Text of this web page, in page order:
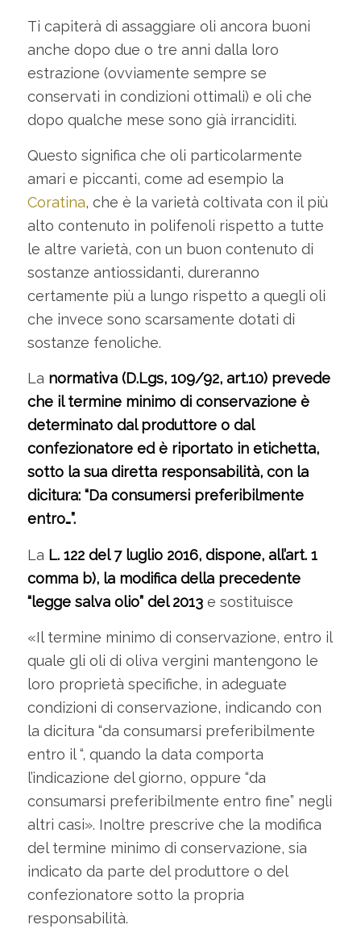
Ti capiterà di assaggiare oli ancora buoni
anche dopo due o tre anni dalla loro
estrazione (ovviamente sempre se
conservati in condizioni ottimali) e oli che
dopo qualche mese sono già irranciditi.
Questo significa che oli particolarmente
amari e piccanti, come ad esempio la
Coratina, che è la varietà coltivata con il più
alto contenuto in polifenoli rispetto a tutte
le altre varietà, con un buon contenuto di
sostanze antiossidanti, dureranno
certamente più a lungo rispetto a quegli oli
che invece sono scarsamente dotati di
sostanze fenoliche.
La normativa (D.Lgs, 109/92, art.10) prevede
che il termine minimo di conservazione è
determinato dal produttore o dal
confezionatore ed è riportato in etichetta,
sotto la sua diretta responsabilità, con la
dicitura: “Da consumersi preferibilmente
entro…”.
La L. 122 del 7 luglio 2016, dispone, all’art. 1
comma b), la modifica della precedente
“legge salva olio” del 2013e sostituisce
«Il termine minimo di conservazione, entro il
quale gli oli di oliva vergini mantengono le
loro proprietà specifiche, in adeguate
condizioni di conservazione, indicando con
la dicitura “da consumarsi preferibilmente
entro il “, quando la data comporta
l’indicazione del giorno, oppure “da
consumarsi preferibilmente entro fine” negli
altri casi». Inoltre prescrive che la modifica
del termine minimo di conservazione, sia
indicato da parte del produttore o del
confezionatore sotto la propria
responsabilità.